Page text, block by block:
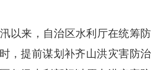
以来 ，自治区水利厅在统筹防
，提前谋划补齐山洪灾害防治